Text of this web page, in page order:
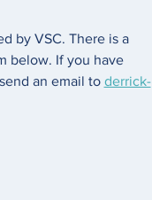
by VSC. There is a
below. If you have
an email to derrick-